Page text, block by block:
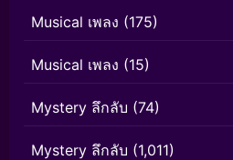
Musical เพลง (175)
Musical เพลง (15)
Mystery ลึกลับ (74)
Mystery ลึกลับ (1,011)